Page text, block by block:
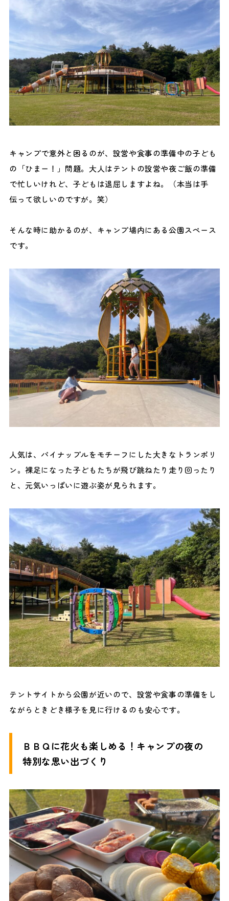
キャンプで意外と困るのが、設営や食事の準備中の子ども
の「ひまー！」問題。大人はテントの設営や夜ご飯の準備
で忙しいけれど、子どもは退屈しますよね。（本当は手
伝って欲しいのですが。笑）
そんな時に助かるのが、キャンプ場内にある公園スペース
です。
人気は、パイナップルをモチーフにした大きなトランポリ
ン。裸足になった子どもたちが飛び跳ねたり走り回ったり
と、元気いっぱいに遊ぶ姿が見られます。
テントサイトから公園が近いので、設営や食事の準備をし
ながらときどき様子を見に行けるのも安心です。
ＢＢＱに花火も楽しめる！キャンプの夜の
特別な思い出づくり